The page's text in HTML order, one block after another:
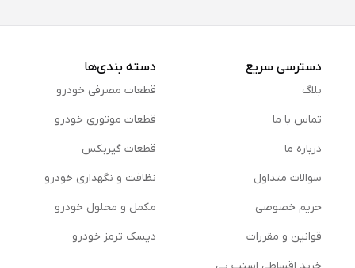
دسترسی سریع
بلاگ
تماس با ما
درباره ما
سوالات متداول
حریم خصوصی
قوانین و مقررات
دسته بندی‌ها
قطعات مصرفی خودرو
قطعات موتوری خودرو
قطعات گیربکس
نظافت و نگهداری خودرو
مكمل و محلول خودرو
دیسک ترمز خودرو